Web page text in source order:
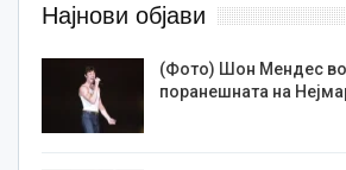
Најнови објави
(Фото) Шон Мендес во
поранешната на